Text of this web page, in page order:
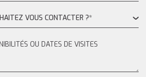
VOUS CONTACTER ?*